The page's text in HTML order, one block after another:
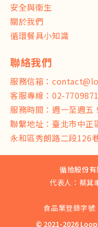
安全與衛生
關於我們
循環餐具小知識
服務信箱：
客服專線： 02-
服務時間：週一至週五
聯繫地址：臺北市中正
永和區秀朗路二段126
循拾股份
代表人：蔡萁
食品業登錄字
© 2021-2026